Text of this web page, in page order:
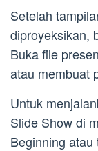
Setelah
diproyeksikan,
Buka file
atau membuat
Untuk
Slide Show di
Beginning